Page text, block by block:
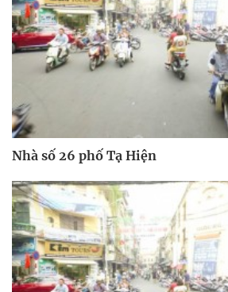
Nhà số 26 phố Tạ Hiện